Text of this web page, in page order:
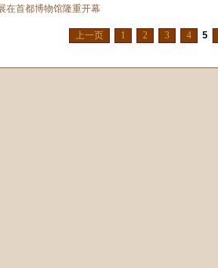
在首都博物馆隆重开幕
上一页 1 2 3 4 5